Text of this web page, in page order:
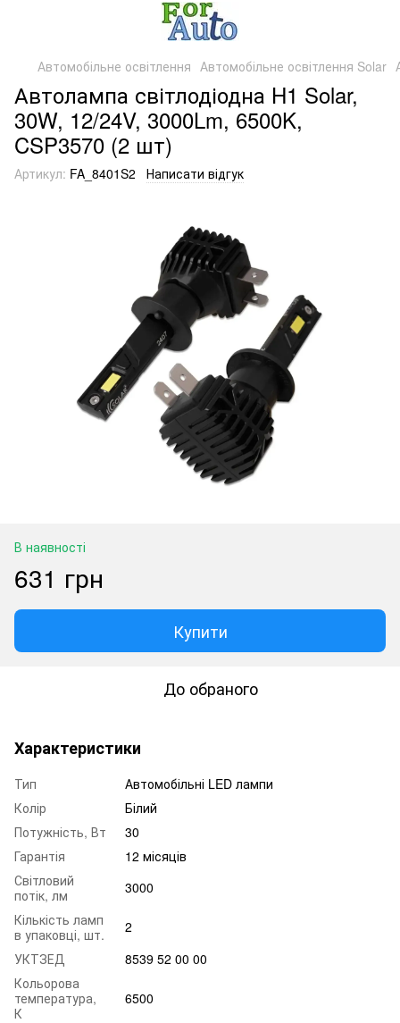
Автомобільне освітлення Автомобільне освітлення Solar
Автолампа світлодіодна H1 Solar,
30W, 12/24V, 3000Lm, 6500K,
CSP3570 (2 шт)
Артикул: FA_8401S2 Написати відгук
В наявності
631 грн
Купити
До обраного
Характеристики
Тип
Автомобільні LED лампи
Колір
Білий
Потужність, Вт
30
Гарантія
12 місяців
Світловий
потік, лм
3000
Кількість ламп
в упаковці, шт.
2
УКТЗЕД
8539 52 00 00
Кольорова
температура,
К
6500